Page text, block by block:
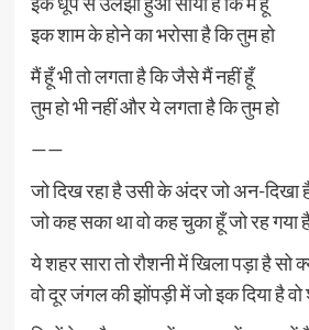
इक शाम के होने का भरोसा है कि तुम हो
मैं हूँ भी तो लगता है कि जैसे मैं नहीं हूँ
तुम हो भी नहीं और ये लगता है कि तुम हो
——
जो दिख रहा है उसी के अंदर जो अन-दिखा है
जो कह सका था वो कह चुका हूँ जो रह गया है
ये शहर सारा तो रौशनी में खिला पड़ा है सो
वो दूर जंगल की झोंपड़ी में जो इक दिया है वो